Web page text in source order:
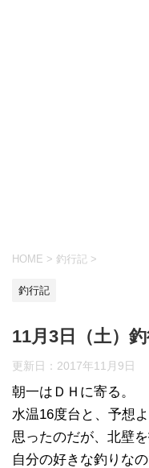
HOME > 釣行記 >
釣行記
11月3日（土）
更新日： 2017年11月9日
朝一はＤＨに寄る。
水温16度台と、予想
思ったのだが、北壁を
自分の好きな釣りな